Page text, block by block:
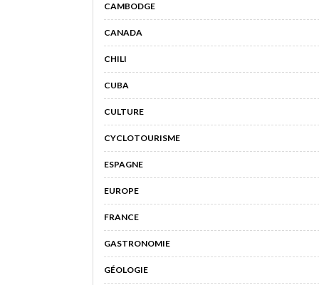
CAMBODGE
CANADA
CHILI
CUBA
CULTURE
CYCLOTOURISME
ESPAGNE
EUROPE
FRANCE
GASTRONOMIE
GÉOLOGIE